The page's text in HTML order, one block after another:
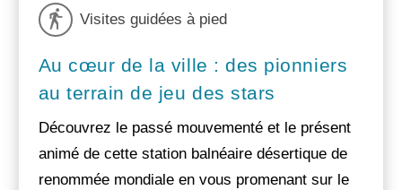
Visites guidées à pied
Au cœur de la ville : des pionniers
au terrain de jeu des stars
Découvrez le passé mouvementé et le présent
animé de cette station balnéaire désertique de
renommée mondiale en vous promenant sur le